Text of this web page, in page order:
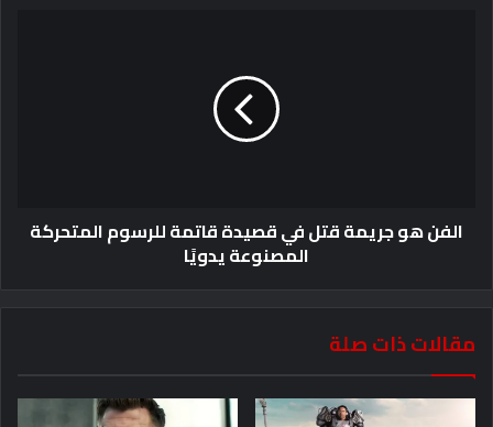
الفن هو جريمة قتل في قصيدة قاتمة للرسوم المتحركة
المصنوعة يدويًا
مقالات ذات صلة